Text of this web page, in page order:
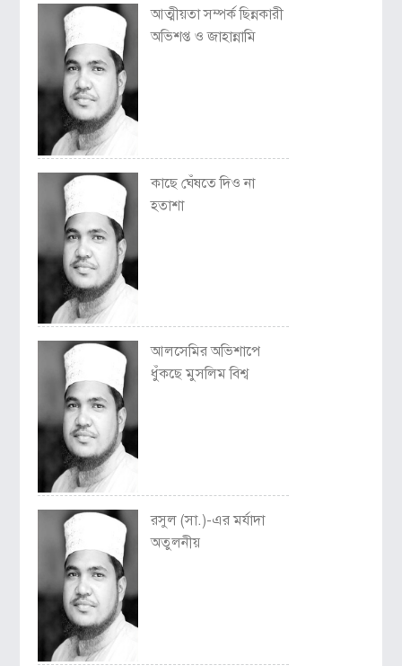
আত্মীয়তা সম্পর্ক ছিন্নকারী
অভিশপ্ত ও জাহান্নামি
কাছে ঘেঁষতে দিও না
হতাশা
আলসেমির অভিশাপে
ধুঁকছে মুসলিম বিশ্ব
রসুল (সা.)-এর মর্যাদা
অতুলনীয়